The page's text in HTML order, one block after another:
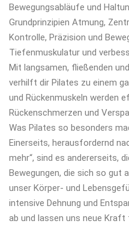
Bewegungsabläufe und
Grundprinzipien Atmung,
Kontrolle, Präzision und
Tiefenmuskulatur und
Mit langsamen, fließenden
verhilft dir Pilates zu einem
und Rückenmuskeln werden
Rückenschmerzen und
Was Pilates so besonders
Einerseits, herausfordernd
mehr“, sind es andererseits,
Bewegungen, die sich so gut
unser Körper- und
intensive Dehnung und
ab und lassen uns neue